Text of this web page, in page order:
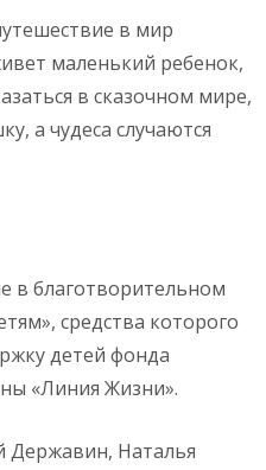
в мир
маленький ребенок,
в сказочном мире,
а чудеса случаются
в благотворительном
средства которого
детей фонда
«Линия Жизни».
Державин, Наталья